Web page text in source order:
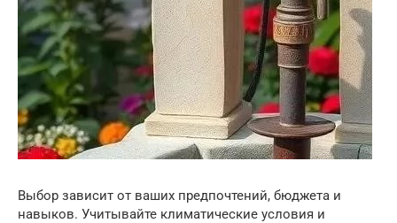
Выбор зависит от ваших предпочтений, бюджета и
навыков. Учитывайте климатические условия и